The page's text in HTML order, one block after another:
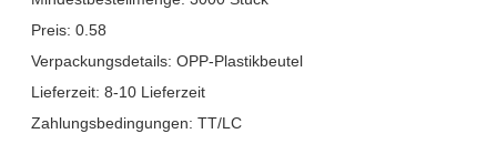
Preis: 0.58
Verpackungsdetails: OPP-Plastikbeutel
Lieferzeit: 8-10 Lieferzeit
Zahlungsbedingungen: TT/LC